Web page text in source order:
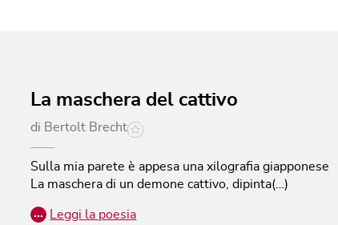
La maschera del cattivo
di Bertolt Brecht
Sulla mia parete è appesa una xilografia giapponese
La maschera di un demone cattivo, dipinta(…)
… Leggi la poesia